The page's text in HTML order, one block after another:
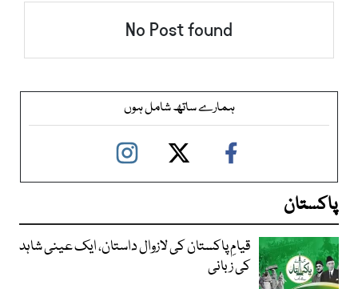
No Post found
ہمارے ساتھ شامل ہوں
پاکستان
قیامِ پاکستان کی لازوال داستان، ایک عینی شاہد
کی زبانی